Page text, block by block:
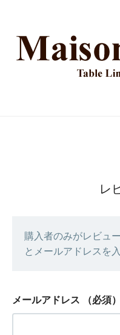
レ
購入者のみがレビュ
とメールアドレスを
メールアドレス （必須）